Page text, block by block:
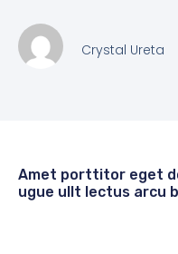
Crystal Ureta
Amet porttitor eget
ugue ullt lectus arcu